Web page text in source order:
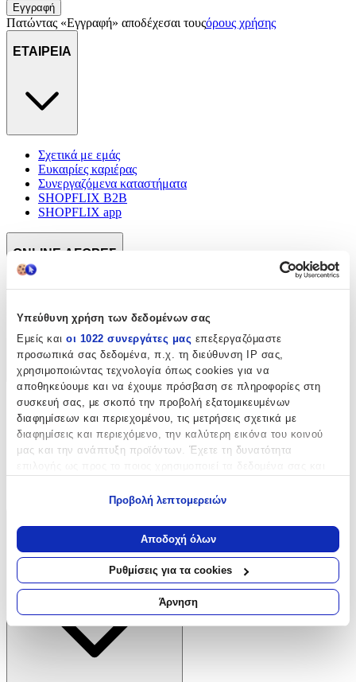
Υπεύθυνη χρήση των δεδομένων σας
Εμείς και οι 1022 συνεργάτες μας επεξεργαζόμαστε
προσωπικά σας δεδομένα, π.χ. τη διεύθυνση IP σας,
χρησιμοποιώντας τεχνολογία όπως cookies για να
αποθηκεύουμε και να έχουμε πρόσβαση σε πληροφορίες στη
συσκευή σας, με σκοπό την προβολή εξατομικευμένων
διαφημίσεων και περιεχομένου, τις μετρήσεις σχετικά με
διαφημίσεις και περιεχόμενο, την καλύτερη εικόνα του κοινού
μας και την ανάπτυξη προϊόντων. Έχετε τη δυνατότητα
Να συλλέξουμε πληροφορίες σχετικά με τη γεωγραφική
σας τοποθεσία, οι οποίες μπορεί να είναι ακριβείς σε
απόσταση μερικών μέτρων
Να αναγνωρίσουμε τη συσκευή σας σαρώνοντας ενεργά
για συγκεκριμένα χαρακτηριστικά (δακτυλικό αποτύπωμα)
Μάθετε περισσότερα σχετικά με τον τρόπο επεξεργασίας των
προσωπικών σας δεδομένων και καθορίστε τις προτιμήσεις σας
ενότητα “Λεπτομέρειες”
ανακαλέσετε τη συγκατάθεσή σας ανά πάσα στιγμή από τη
Προβολή λεπτομερειών
Αποδοχή όλων
Ρυθμίσεις για τα cookies
Άρνηση
Εγγραφή
Πατώντας «Εγγραφή» αποδέχεσαι τουςόρους χρήσης
ΕΤΑΙΡΕΙΑ
Σχετικά με εμάς
Ευκαιρίες καριέρας
Συνεργαζόμενα καταστήματα
SHOPFLIX B2B
SHOPFLIX app
ONLINE ΑΓΟΡΕΣ
Παραδόσεις
Επιστροφές προϊόντων
Τρόποι πληρωμής
Klarna
Προστασία αγορών
Άρθρο 39
ΕΞΥΠΗΡΕΤΗΣΗ ΠΕΛΑΤΩΝ